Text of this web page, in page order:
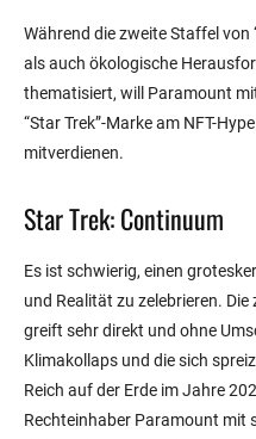
Während die zweite Staffel von
als auch ökologische
thematisiert, will Paramount
“Star Trek”-Marke am NFT-
mitverdienen.
Star Trek: Continuum
Es ist schwierig, einen
und Realität zu zelebrieren. Die
greift sehr direkt und ohne
Klimakollaps und die sich
Reich auf der Erde im Jahre
Rechteinhaber Paramount mit